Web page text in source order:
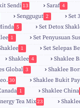
Sendi 13 Saraf 4
Senggugut 2 Set
5 Set Detox
1 Set Penyusuan
1 Set Selepas
Shaklee 4 Shaklee
Global 3 Shaklee
30 Shaklee Bukit
1 Shaklee China
Tea Mix23